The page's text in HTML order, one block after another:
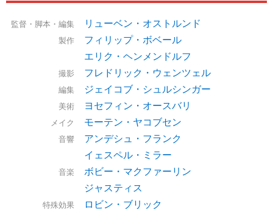
監督・脚本・編集 リューベン・オストルンド
製作
フィリップ・ボベール
エリク・ヘンメンドルフ
撮影 フレドリック・ウェンツェル
編集 ジェイコブ・シュルシンガー
美術 ヨセフィン・オースバリ
メイク モーテン・ヤコブセン
音響
アンデシュ・フランク
イェスペル・ミラー
音楽
ボビー・マクファーリン
ジャスティス
特殊効果
ロビン・ブリック